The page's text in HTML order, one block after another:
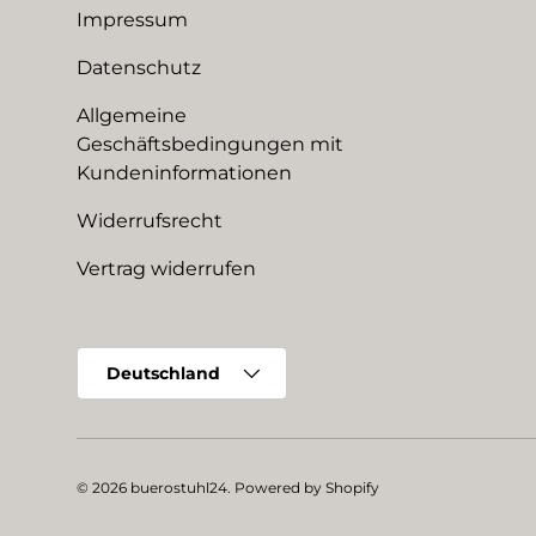
Impressum
Datenschutz
Allgemeine
Geschäftsbedingungen mit
Kundeninformationen
Widerrufsrecht
Vertrag widerrufen
Deutschland
© 2026 buerostuhl24. Powered by Shopify